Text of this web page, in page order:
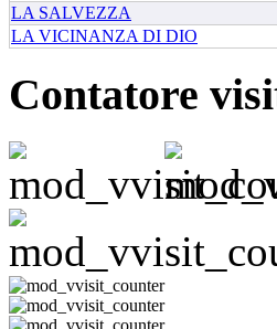
LA SALVEZZA
LA VICINANZA DI DIO
Contatore